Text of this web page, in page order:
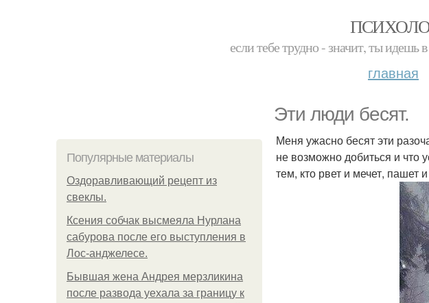
если тебе трудно - значит, ты
главная
Эти люди бесят.
Популярные материалы
Оздоравливающий рецепт из
свеклы.
Ксения собчак высмеяла Нурлана
сабурова после его выступления в
Лос-анджелесе.
Бывшая жена Андрея мерзликина
после развода уехала за границу к
Меня ужасно бесят эти
не возможно добиться и что
тем, кто рвет и мечет, пашет